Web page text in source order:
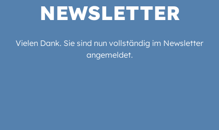
NEWSLETTER
Vielen Dank. Sie sind nun vollständig im Newsletter
angemeldet.